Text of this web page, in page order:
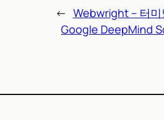
← Webwright – 터미
Google DeepMind